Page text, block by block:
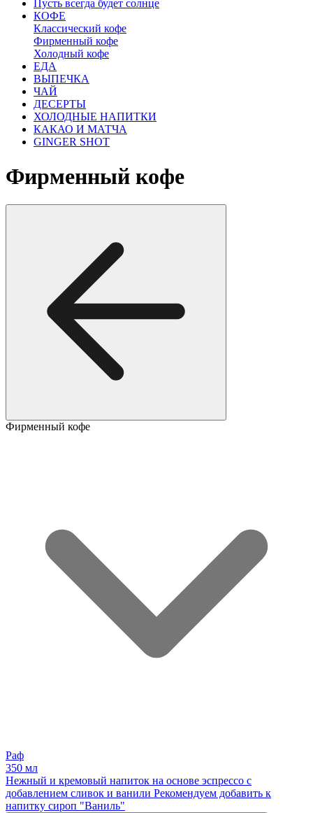
Пусть всегда будет солнце
КОФЕ
Классический кофе
Фирменный кофе
Холодный кофе
ЕДА
ВЫПЕЧКА
ЧАЙ
ДЕСЕРТЫ
ХОЛОДНЫЕ НАПИТКИ
КАКАО И МАТЧА
GINGER SHOT
Фирменный кофе
Фирменный кофе
Раф
350 мл
Нежный и кремовый напиток на основе эспрессо с
добавлением сливок и ванили Рекомендуем добавить к
напитку сироп "Ваниль"